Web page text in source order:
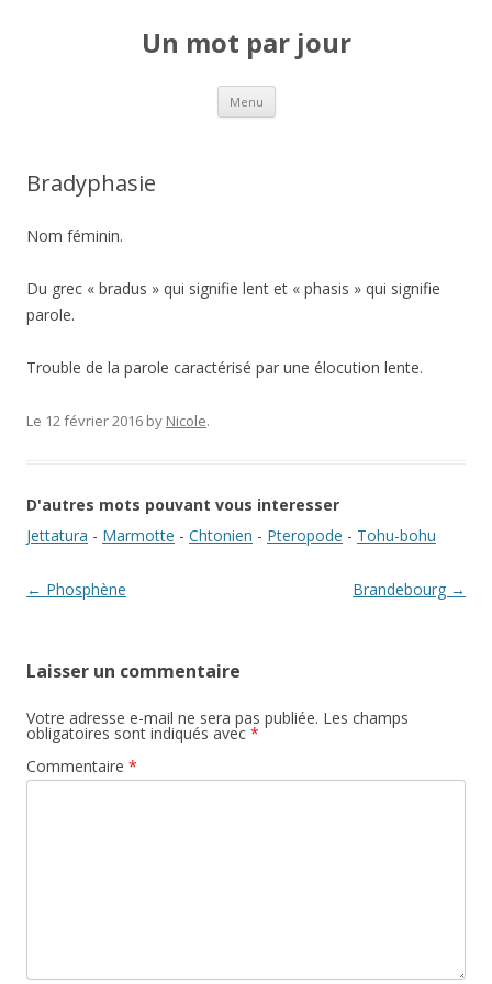
Un mot par jour
Menu Aller au contenu principal
Bradyphasie
Nom féminin.
Du grec « bradus » qui signifie lent et « phasis » qui signifie
parole.
Trouble de la parole caractérisé par une élocution lente.
Le 12 février 2016 by Nicole.
D'autres mots pouvant vous interesser
Jettatura - Marmotte - Chtonien - Pteropode - Tohu-bohu
Navigation des articles
← Phosphène Brandebourg →
Laisser un commentaire
Votre adresse e-mail ne sera pas publiée. Les champs
obligatoires sont indiqués avec *
Commentaire *